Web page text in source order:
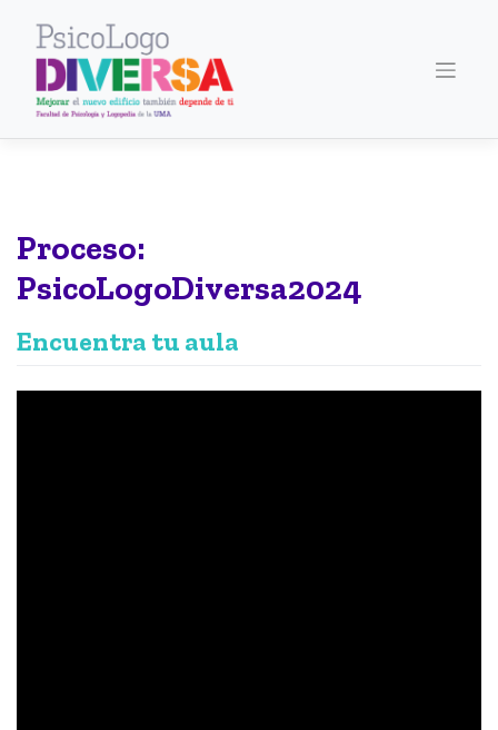
contenido
Proceso:
PsicoLogoDiversa2024
Encuentra tu aula